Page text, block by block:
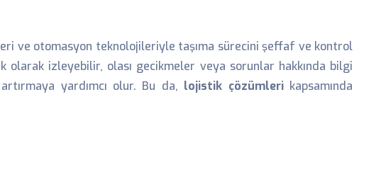
ve otomasyon teknolojileriyle taşıma sürecini şeffaf ve kontrol
olarak izleyebilir, olası gecikmeler veya sorunlar hakkında bilgi
yardımcı olur. Bu da, lojistik çözümlerikapsamında